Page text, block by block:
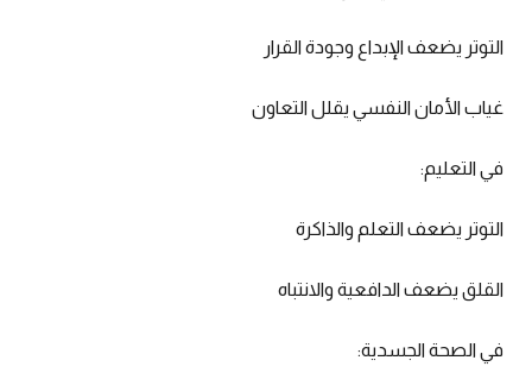
التوتر يضعف الإبداع وجودة القرار
غياب الأمان النفسي يقلل التعاون
في التعليم:
التوتر يضعف التعلم والذاكرة
القلق يضعف الدافعية والانتباه
في الصحة الجسدية: